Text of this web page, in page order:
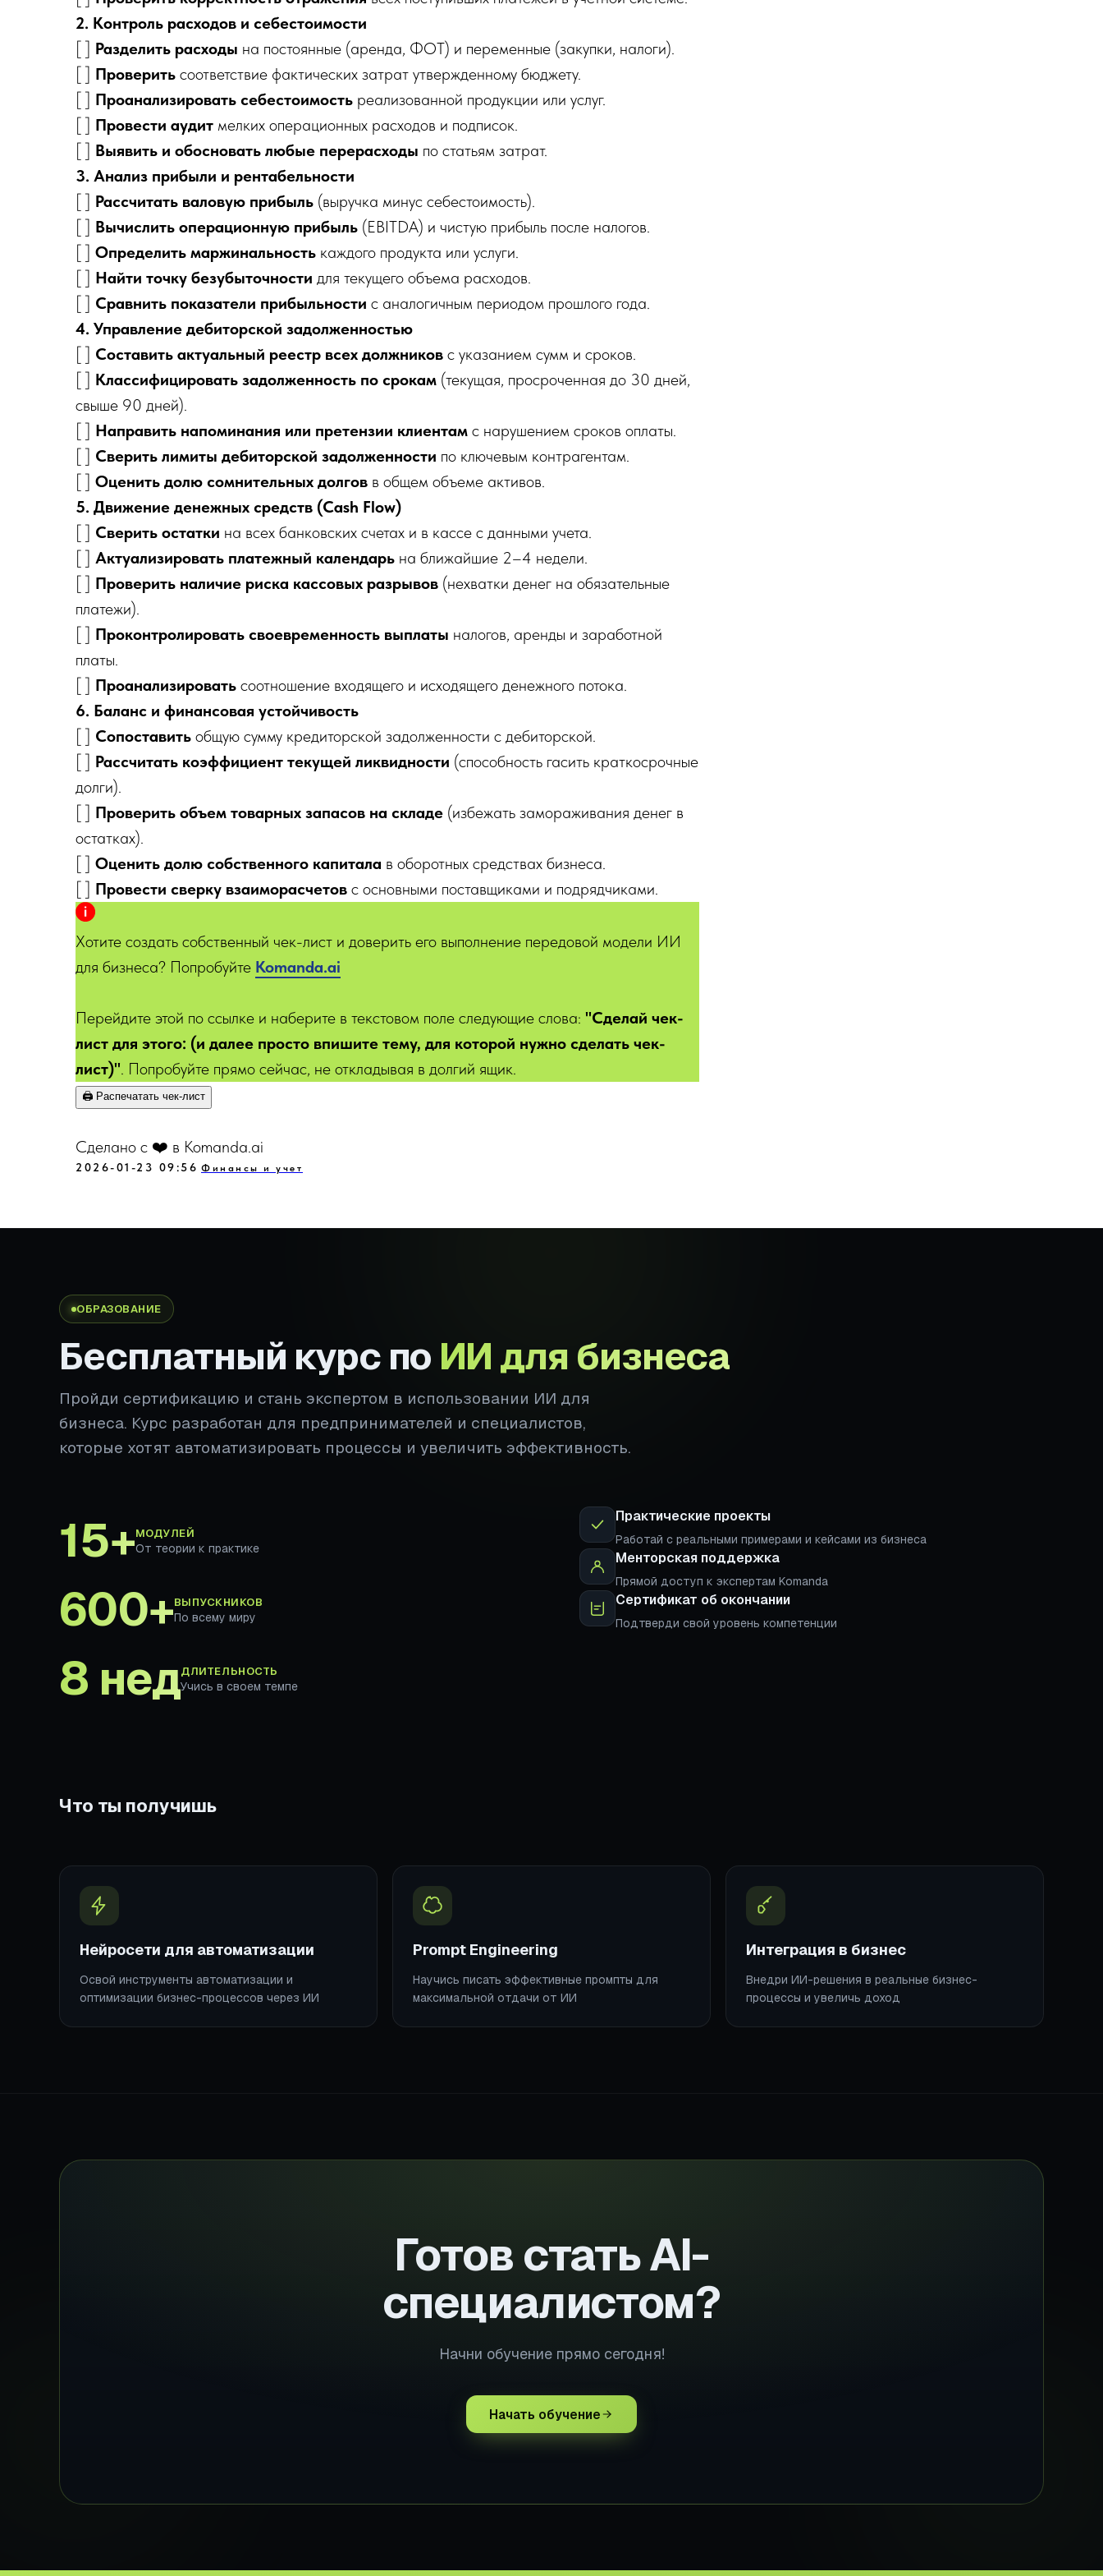
2. Контроль расходов и себестоимости
[ ] Разделить расходы на постоянные (аренда, ФОТ) и переменные (закупки, налоги).
[ ] Проверить соответствие фактических затрат утвержденному бюджету.
[ ] Проанализировать себестоимость реализованной продукции или услуг.
[ ] Провести аудит мелких операционных расходов и подписок.
[ ] Выявить и обосновать любые перерасходы по статьям затрат.
3. Анализ прибыли и рентабельности
[ ] Рассчитать валовую прибыль (выручка минус себестоимость).
[ ] Вычислить операционную прибыль (EBITDA) и чистую прибыль после налогов.
[ ] Определить маржинальность каждого продукта или услуги.
[ ] Найти точку безубыточности для текущего объема расходов.
[ ] Сравнить показатели прибыльности с аналогичным периодом прошлого года.
4. Управление дебиторской задолженностью
[ ] Составить актуальный реестр всех должников с указанием сумм и сроков.
[ ] Классифицировать задолженность по срокам (текущая, просроченная до 30 дней,
свыше 90 дней).
[ ] Направить напоминания или претензии клиентам с нарушением сроков оплаты.
[ ] Сверить лимиты дебиторской задолженности по ключевым контрагентам.
[ ] Оценить долю сомнительных долгов в общем объеме активов.
5. Движение денежных средств (Cash Flow)
[ ] Сверить остатки на всех банковских счетах и в кассе с данными учета.
[ ] Актуализировать платежный календарь на ближайшие 2–4 недели.
[ ] Проверить наличие риска кассовых разрывов (нехватки денег на обязательные
платежи).
[ ] Проконтролировать своевременность выплаты налогов, аренды и заработной
платы.
[ ] Проанализировать соотношение входящего и исходящего денежного потока.
6. Баланс и финансовая устойчивость
[ ] Сопоставить общую сумму кредиторской задолженности с дебиторской.
[ ] Рассчитать коэффициент текущей ликвидности (способность гасить краткосрочные
долги).
[ ] Проверить объем товарных запасов на складе (избежать замораживания денег в
остатках).
[ ] Оценить долю собственного капитала в оборотных средствах бизнеса.
[ ] Провести сверку взаиморасчетов с основными поставщиками и подрядчиками.
Хотите создать собственный чек-лист и доверить его выполнение передовой модели ИИ
для бизнеса? Попробуйте Komanda.ai
Перейдите этой по ссылке и наберите в текстовом поле следующие слова: "Сделай чек-
лист для этого: (и далее просто впишите тему, для которой нужно сделать чек-
лист)". Попробуйте прямо сейчас, не откладывая в долгий ящик.
🖨️ Распечатать чек-лист
Сделано с ❤️ в Komanda.ai
2026-01-23 09:56 Финансы и учет
ОБРАЗОВАНИЕ
Бесплатный курс по ИИ для бизнеса
Пройди сертификацию и стань экспертом в использовании ИИ для
бизнеса. Курс разработан для предпринимателей и специалистов,
которые хотят автоматизировать процессы и увеличить эффективность.
15+МОДУЛЕЙ
От теории к практике
600+ВЫПУСКНИКОВ
По всему миру
8 недДЛИТЕЛЬНОСТЬ
Учись в своем темпе
Практические проекты
Работай с реальными примерами и кейсами из бизнеса
Менторская поддержка
Прямой доступ к экспертам Komanda
Сертификат об окончании
Подтверди свой уровень компетенции
Что ты получишь
Нейросети для автоматизации
Освой инструменты автоматизации и
оптимизации бизнес-процессов через ИИ
Prompt Engineering
Научись писать эффективные промпты для
максимальной отдачи от ИИ
Интеграция в бизнес
Внедри ИИ-решения в реальные бизнес-
процессы и увеличь доход
Готов стать AI-
специалистом?
Начни обучение прямо сегодня!
Начать обучение